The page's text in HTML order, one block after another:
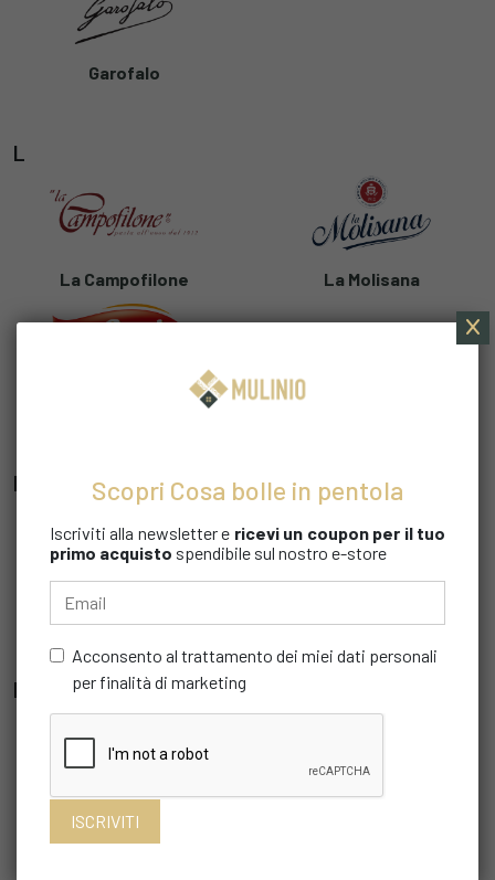
Garofalo
L
La Campofilone La Molisana
M
Molino Bongermino
P
Pastificio Artigiano Cav.
Giuseppe Cocco
Scopri Cosa bolle in pentola
Iscriviti alla newsletter e ricevi un coupon per il tuo
primo acquisto spendibile sul nostro e-store
Acconsento al trattamento dei miei dati personali
per finalità di marketing